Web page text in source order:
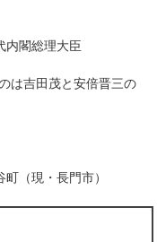
内閣総理大臣
は吉田茂と安倍晋三の
（現・長門市）